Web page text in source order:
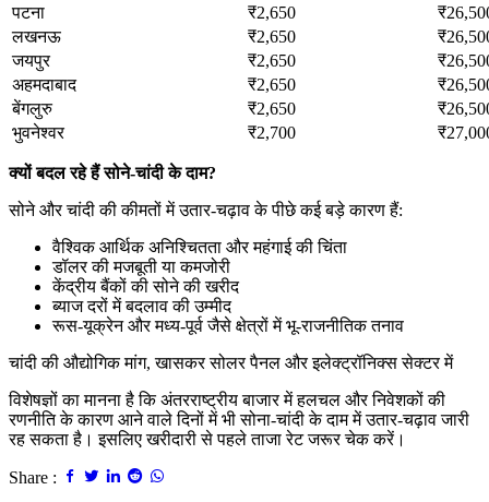
पटना
₹2,650
लखनऊ
₹2,650
जयपुर
₹2,650
अहमदाबाद
₹2,650
बेंगलुरु
₹2,650
भुवनेश्वर
₹2,700
क्यों बदल रहे हैं सोने-चांदी के दाम?
सोने और चांदी की कीमतों में उतार-चढ़ाव के पीछे कई बड़े कारण हैं:
वैश्विक आर्थिक अनिश्चितता और महंगाई की चिंता
डॉलर की मजबूती या कमजोरी
केंद्रीय बैंकों की सोने की खरीद
ब्याज दरों में बदलाव की उम्मीद
रूस-यूक्रेन और मध्य-पूर्व जैसे क्षेत्रों में भू-राजनीतिक तनाव
चांदी की औद्योगिक मांग, खासकर सोलर पैनल और इलेक्ट्रॉनिक्स सेक्टर में
विशेषज्ञों का मानना है कि अंतरराष्ट्रीय बाजार में हलचल और निवेशकों की
रणनीति के कारण आने वाले दिनों में भी सोना-चांदी के दाम में उतार-चढ़ाव जारी
रह सकता है। इसलिए खरीदारी से पहले ताजा रेट जरूर चेक करें।
Share :